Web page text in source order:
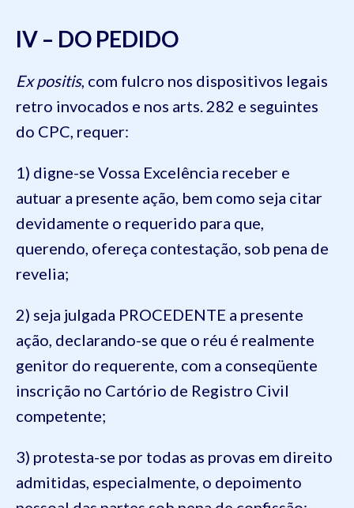
IV – DO PEDIDO
Ex positis, com fulcro nos dispositivos legais
retro invocados e nos arts. 282 e seguintes
do CPC, requer:
1) digne-se Vossa Excelência receber e
autuar a presente ação, bem como seja citar
devidamente o requerido para que,
querendo, ofereça contestação, sob pena de
revelia;
2) seja julgada PROCEDENTE a presente
ação, declarando-se que o réu é realmente
genitor do requerente, com a conseqüente
inscrição no Cartório de Registro Civil
competente;
3) protesta-se por todas as provas em direito
admitidas, especialmente, o depoimento